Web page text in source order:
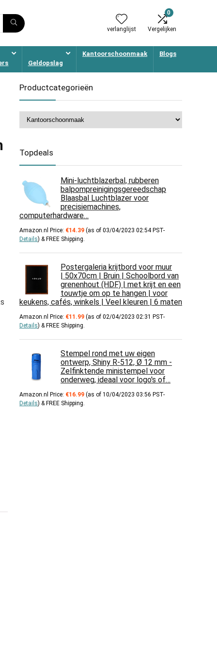
verlanglijst
0
Vergelijken
Geldopslag
Kantoorschoonmaak Blogs
Productcategorieën
Topdeals
Mini-luchtblazerbal, rubberen
balpompreinigingsgereedschap
Blaasbal Luchtblazer voor
precisiemachines,
computerhardware…
Amazon.nl Price: €14.39 (as of 03/04/2023 02:54 PST-
Details) & FREE Shipping.
Postergaleria krijtbord voor muur
| 50x70cm | Bruin | Schoolbord van
grenenhout (HDF) | met krijt en een
touwtje om op te hangen | voor
keukens, cafés, winkels | Veel kleuren | 6 maten
Amazon.nl Price: €11.99 (as of 02/04/2023 02:31 PST-
Details) & FREE Shipping.
Stempel rond met uw eigen
ontwerp, Shiny R-512, Ø 12 mm -
Zelfinktende ministempel voor
onderweg, ideaal voor logo's of…
Amazon.nl Price: €16.99 (as of 10/04/2023 03:56 PST-
Details) & FREE Shipping.